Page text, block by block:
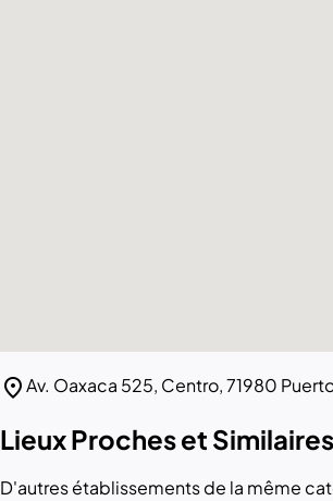
location_onAv. Oaxaca 525, Centro, 71980
Lieux Proches et Similaires
D'autres établissements de la même